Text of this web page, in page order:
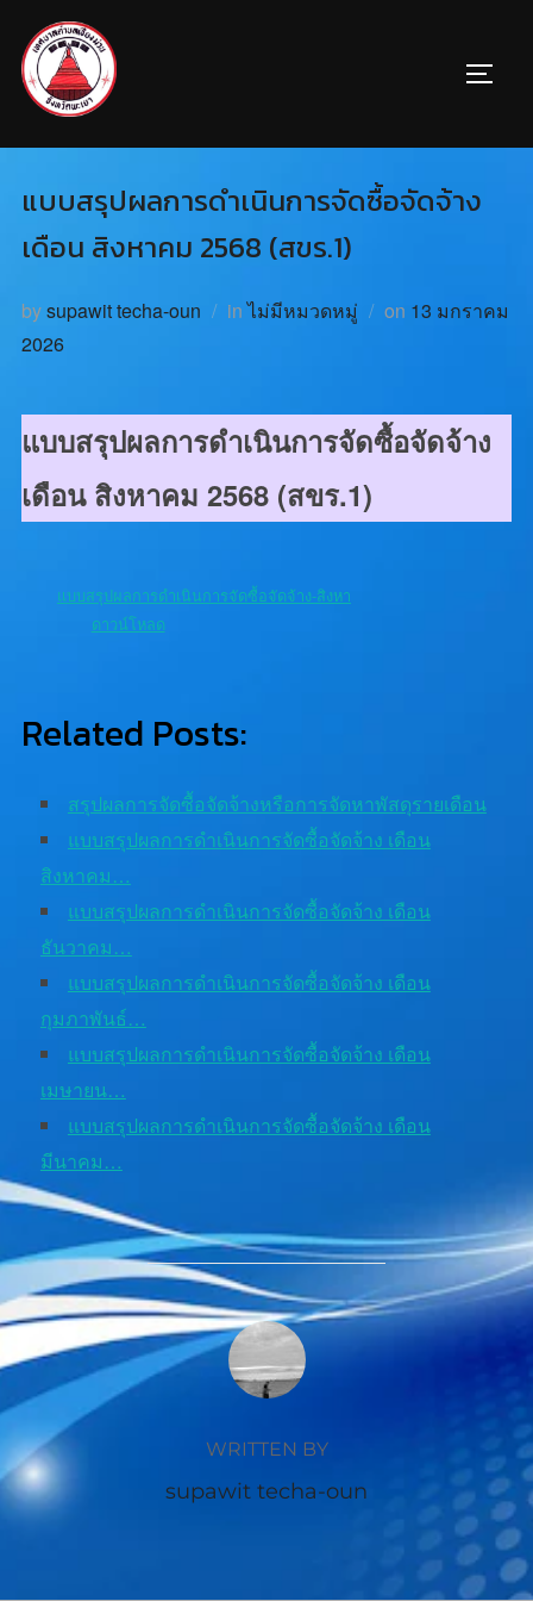
แบบสรุปผลการดำเนินการจัดซื้อจัดจ้าง
เดือน สิงหาคม 2568 (สขร.1)
bysupawit techa-oun inไม่มีหมวดหมู่ on 13 มกราคม
2026
แบบสรุปผลการดำเนินการจัดซื้อจัดจ้าง
เดือน สิงหาคม 2568 (สขร.1)
แบบสรุปผลการดำเนินการจัดซื้อจัดจ้าง-สิงหา
ดาวน์โหลด
Related Posts:
สรุปผลการจัดซื้อจัดจ้างหรือการจัดหาพัสดุรายเดือน
แบบสรุปผลการดำเนินการจัดซื้อจัดจ้าง เดือน
สิงหาคม…
แบบสรุปผลการดำเนินการจัดซื้อจัดจ้าง เดือน
ธันวาคม…
แบบสรุปผลการดำเนินการจัดซื้อจัดจ้าง เดือน
กุมภาพันธ์…
แบบสรุปผลการดำเนินการจัดซื้อจัดจ้าง เดือน
เมษายน…
แบบสรุปผลการดำเนินการจัดซื้อจัดจ้าง เดือน
มีนาคม…
POST AUTHOR
WRITTEN BY
supawit techa-oun